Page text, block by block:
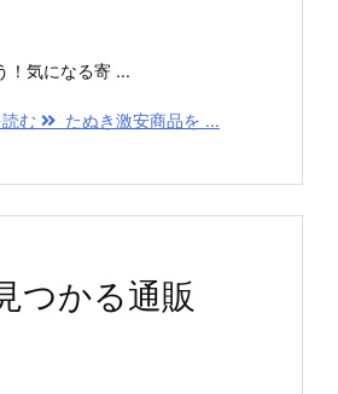
！気になる寄 ...
む たぬき激安商品を ...
つかる通販